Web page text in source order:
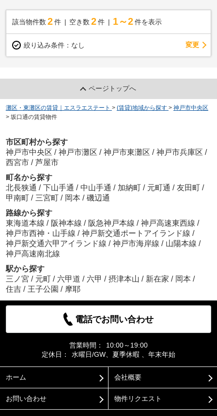
該当物件数 2件 空き数 2 件 1～2 件を表示
絞り込み条件： なし 変更
ページトップへ
灘区・東灘区の賃貸｜エスラエステート > (賃貸)地域から探す > 神戸市中央区
> 坂口通の賃貸物件
市区町村から探す
神戸市中央区 / 神戸市灘区 / 神戸市東灘区 / 神戸市兵庫区 /
西宮市 / 芦屋市
町名から探す
北長狭通 / 下山手通 / 中山手通 / 加納町 / 元町通 / 友田町 /
甲南町 / 三宮町 / 岡本 / 磯辺通
路線から探す
東海道本線 / 阪神本線 / 阪急神戸本線 / 神戸高速東西線 /
神戸市西神・山手線 / 神戸新交通ポートアイランド線 /
神戸新交通六甲アイランド線 / 神戸市海岸線 / 山陽本線 /
神戸高速南北線
駅から探す
三ノ宮 / 元町 / 六甲道 / 六甲 / 摂津本山 / 新在家 / 岡本 /
住吉 / 王子公園 / 摩耶
電話でお問い合わせ
営業時間：
10:00～19:00
定休日：
水曜日/GW、夏季休暇 、年末年始
ホーム 会社概要
お問い合わせ 物件リクエスト